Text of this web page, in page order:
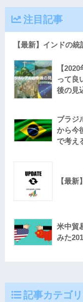
注目記事
【最新】インドの
【
って良
後の見
ブラジ
から今
で考え
【最
米中貿
みた
記事カテゴ